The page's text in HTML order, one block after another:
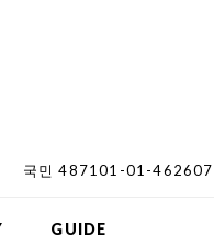
국민 487101-01-462607
GUIDE